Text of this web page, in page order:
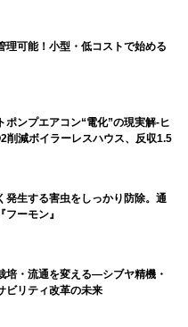
理可能！小型・低コストで始める
ポンプエアコン“電化”の現実解-ヒ
削減ボイラーレスハウス、反収1.5
発生する害虫をしっかり防除。通
ーモン』
培・流通を変える―シブヤ精機・
ビリティ改革の未来